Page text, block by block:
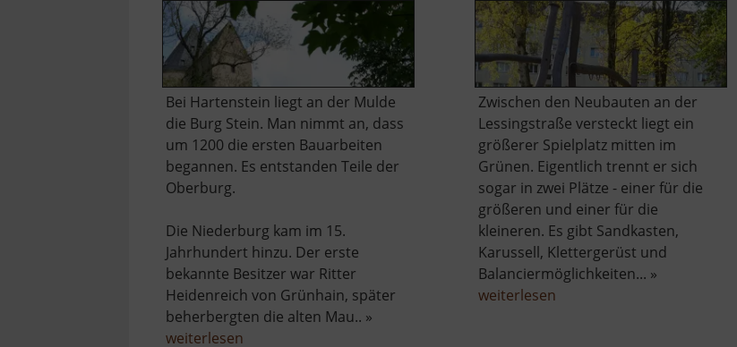
Bei Hartenstein liegt an der Mulde
die Burg Stein. Man nimmt an, dass
um 1200 die ersten Bauarbeiten
begannen. Es entstanden Teile der
Oberburg.
Die Niederburg kam im 15.
Jahrhundert hinzu. Der erste
bekannte Besitzer war Ritter
Heidenreich von Grünhain, später
beherbergten die alten Mau.. »
weiterlesen
Zwischen den Neubauten an der
Lessingstraße versteckt liegt ein
größerer Spielplatz mitten im
Grünen. Eigentlich trennt er sich
sogar in zwei Plätze - einer für die
größeren und einer für die
kleineren. Es gibt Sandkasten,
Karussell, Klettergerüst und
Balanciermöglichkeiten... »
weiterlesen